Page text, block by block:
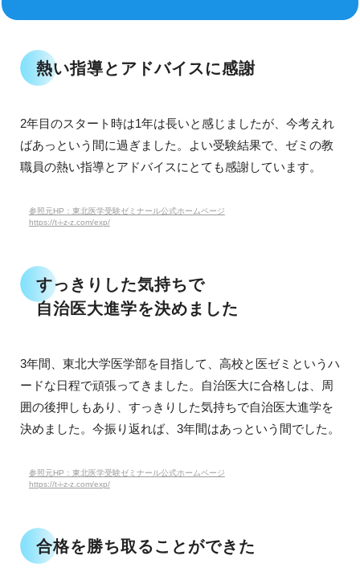
熱い指導とアドバイスに感謝
2年目のスタート時は1年は長いと感じましたが、今考えれ
ばあっという間に過ぎました。よい受験結果で、ゼミの教
職員の熱い指導とアドバイスにとても感謝しています。
参照元HP：東北医学受験ゼミナール公式ホームページ
https://t-i-z-z.com/exp/
すっきりした気持ちで
自治医大進学を決めました
3年間、東北大学医学部を目指して、高校と医ゼミというハ
ードな日程で頑張ってきました。自治医大に合格しは、周
囲の後押しもあり、すっきりした気持ちで自治医大進学を
決めました。今振り返れば、3年間はあっという間でした。
参照元HP：東北医学受験ゼミナール公式ホームページ
https://t-i-z-z.com/exp/
合格を勝ち取ることができた